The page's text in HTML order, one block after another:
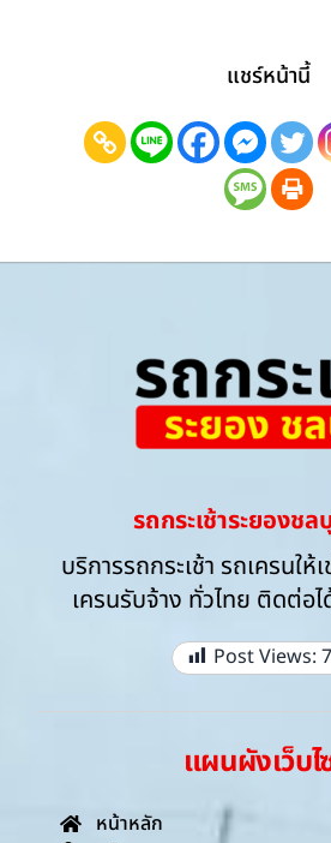
แชร์หน้านี้
รถกระเช้าระยองช
บริการรถกระเช้า รถเครนให้
เครนรับจ้าง ทั่วไทย ติดต่อ
Post Views:
แผนผังเว็บ
หน้าหลัก